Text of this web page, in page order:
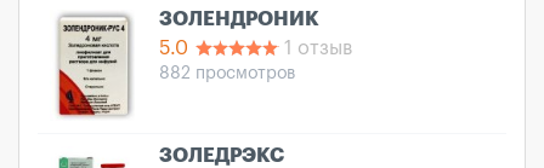
ЗОЛЕНДРОНИК
5.0
1 отзыв
882 просмотров
ЗОЛЕДРЭКС